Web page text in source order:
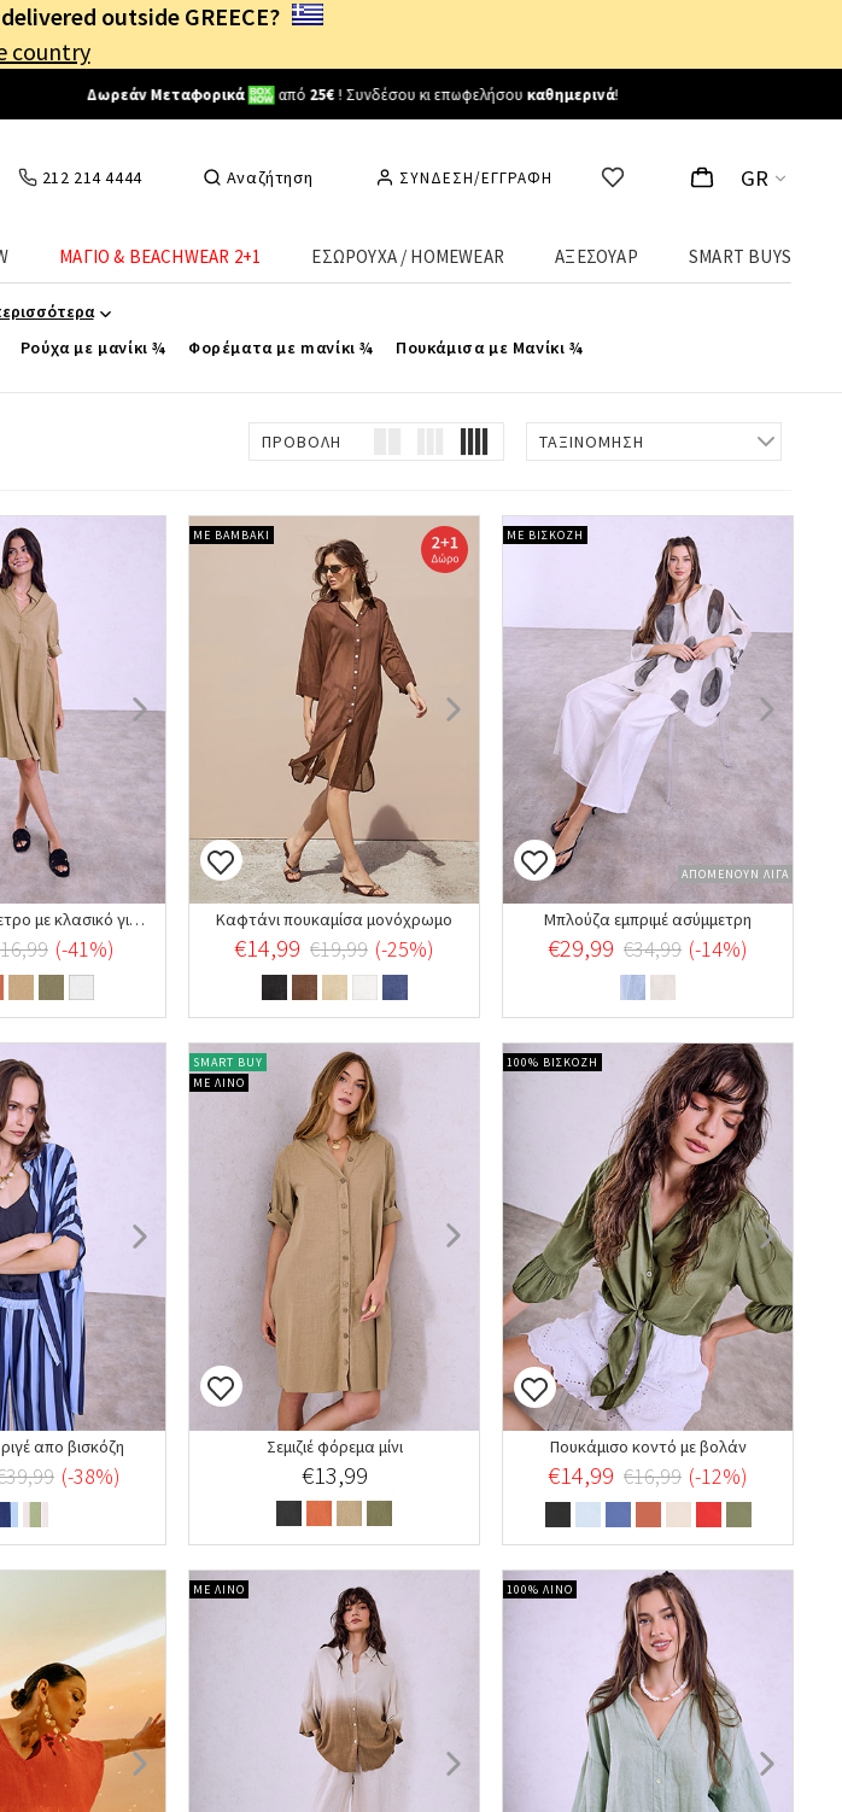
outside GREECE?
country
! Συνδέσου κι επωφελήσουκαθημερινά!
212 214 4444 Αναζήτηση ΣΥΝΔΕΣΗ/ΕΓΓΡΑΦΗ GR
ΜΑΓΙΟ & BEACHWEAR 2+1 ΕΣΩΡΟΥΧΑ / HOMEWEAR ΑΞΕΣΟΥΑΡ SMART BUYS
με Μανίκι ¾
ρούχα με μανίκι ¾.
Ρούχα με μανίκι ¾ Φορέματα με mανίκι ¾ Πουκάμισα με Μανίκι ¾
ΠΡΟΒΟΛΗ ΤΑΞΙΝΟΜΗΣΗ
Φόρεμα ασύμμετρο με κλασικό γιακά
(-41%)
ΜΕ ΒΑΜΒΑΚΙ
Καφτάνι πουκαμίσα μονόχρωμο
€14,99 €19,99 (-25%)
ΜΕ ΒΙΣΚΟΖΗ
ΑΠΟΜΕΝΟΥΝ ΛΙΓΑ
Μπλούζα εμπριμέ ασύμμετρη
€29,99 €34,99 (-14%)
απο βισκόζη
(-38%)
SMART BUY
ΜΕ ΛΙΝΟ
Σεμιζιέ φόρεμα μίνι
€13,99
100% ΒΙΣΚΟΖΗ
Πουκάμισο κοντό με βολάν
€14,99 €16,99 (-12%)
ΜΕ ΛΙΝΟ 100% ΛΙΝΟ